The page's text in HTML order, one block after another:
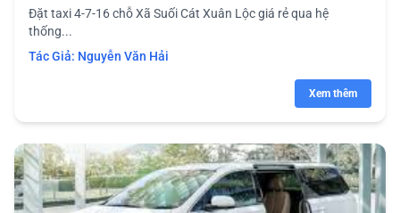
Đặt taxi 4-7-16 chỗ Xã Suối Cát Xuân Lộc giá rẻ qua hệ
thống...
Tác Giả: Nguyễn Văn Hải
Xem thêm